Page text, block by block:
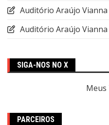
Auditório Araújo
Auditório Araújo
SIGA-NOS NO X
Meus
PARCEIROS